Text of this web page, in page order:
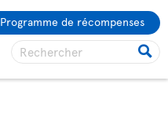
Programme de récompenses